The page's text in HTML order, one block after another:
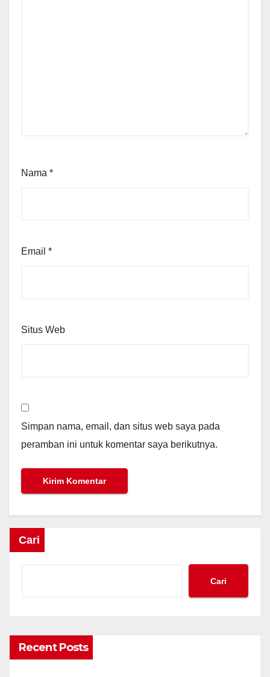
Nama *
Email *
Situs Web
Simpan nama, email, dan situs web saya pada
peramban ini untuk komentar saya berikutnya.
Cari
Cari
Recent Posts